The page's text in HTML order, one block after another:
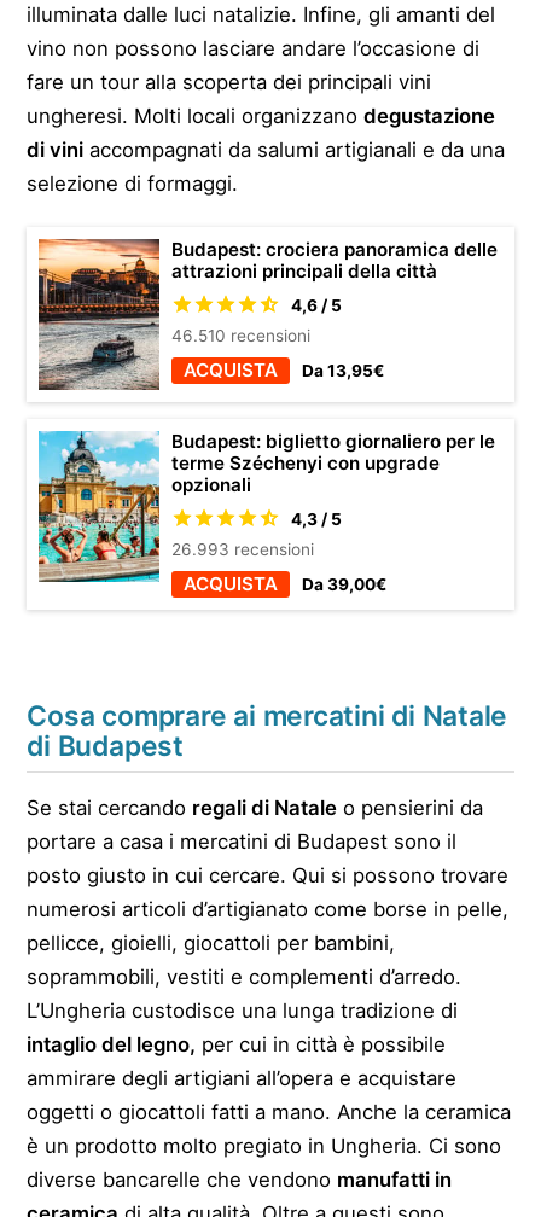
illuminata dalle luci natalizie. Infine, gli amanti del
vino non possono lasciare andare l’occasione di
fare un tour alla scoperta dei principali vini
ungheresi. Molti locali organizzanodegustazione
di vini accompagnati da salumi artigianali e da una
selezione di formaggi.
Budapest: crociera panoramica delle
attrazioni principali della città
4,6 / 5
46.510 recensioni
ACQUISTA Da 13,95€
Budapest: biglietto giornaliero per le
terme Széchenyi con upgrade
opzionali
4,3 / 5
26.993 recensioni
ACQUISTA Da 39,00€
Cosa comprare ai mercatini di Natale
di Budapest
Se stai cercando regali di Natale o pensierini da
portare a casa i mercatini di Budapest sono il
posto giusto in cui cercare. Qui si possono trovare
numerosi articoli d’artigianato come borse in pelle,
pellicce, gioielli, giocattoli per bambini,
soprammobili, vestiti e complementi d’arredo.
L’Ungheria custodisce una lunga tradizione di
intaglio del legno, per cui in città è possibile
ammirare degli artigiani all’opera e acquistare
oggetti o giocattoli fatti a mano. Anche la ceramica
è un prodotto molto pregiato in Ungheria. Ci sono
diverse bancarelle che vendono manufatti in